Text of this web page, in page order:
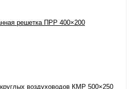
решетка ПРР 400×200
воздуховодов КМР 500×250